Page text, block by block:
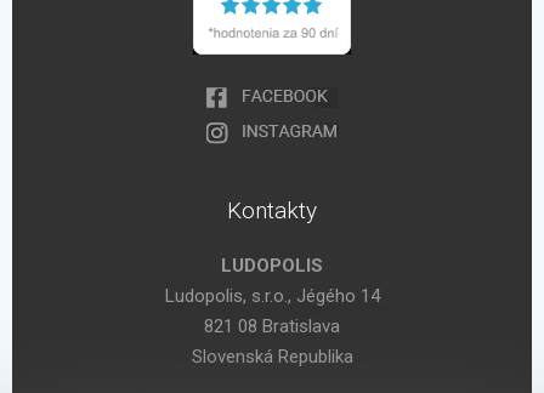
Kontakty
LUDOPOLIS
Ludopolis, s.r.o., Jégého 14
821 08 Bratislava
Slovenská Republika